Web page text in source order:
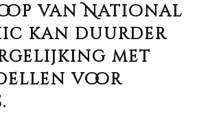
van National
kan duurder
met
voor